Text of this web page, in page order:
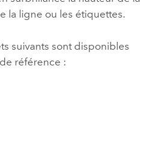
la ligne ou les étiquettes.
suivants sont disponibles
référence :